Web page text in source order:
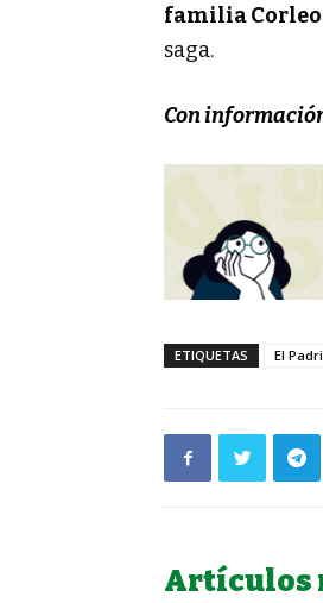
familia
saga.
Con
ETIQUETAS El
Artículos